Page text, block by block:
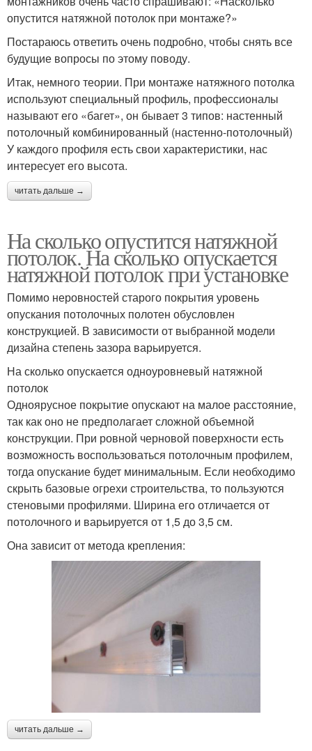
опустится натяжной потолок при монтаже?»
Постараюсь ответить очень подробно, чтобы снять все
будущие вопросы по этому поводу.
Итак, немного теории. При монтаже натяжного потолка
используют специальный профиль, профессионалы
называют его «багет», он бывает 3 типов: настенный
потолочный комбинированный (настенно-потолочный)
У каждого профиля есть свои характеристики, нас
интересует его высота.
читать дальше →
На сколько опустится натяжной
потолок. На сколько опускается
натяжной потолок при установке
Помимо неровностей старого покрытия уровень
опускания потолочных полотен обусловлен
конструкцией. В зависимости от выбранной модели
дизайна степень зазора варьируется.
На сколько опускается одноуровневый натяжной
потолок
Одноярусное покрытие опускают на малое расстояние,
так как оно не предполагает сложной объемной
конструкции. При ровной черновой поверхности есть
возможность воспользоваться потолочным профилем,
тогда опускание будет минимальным. Если необходимо
скрыть базовые огрехи строительства, то пользуются
стеновыми профилями. Ширина его отличается от
потолочного и варьируется от 1,5 до 3,5 см.
Она зависит от метода крепления:
читать дальше →